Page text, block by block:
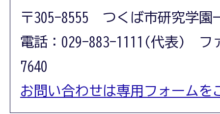
〒305-8555 つくば市研究学園
電話：029-883-1111(代表) フ
7640
お問い合わせは専用フォームを